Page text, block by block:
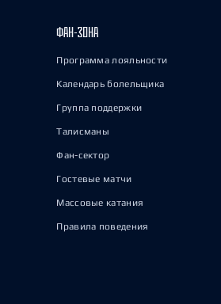
ФАН-ЗОНА
Программа лояльности
Календарь болельщика
Группа поддержки
Талисманы
Фан-сектор
Гостевые матчи
Массовые катания
Правила поведения